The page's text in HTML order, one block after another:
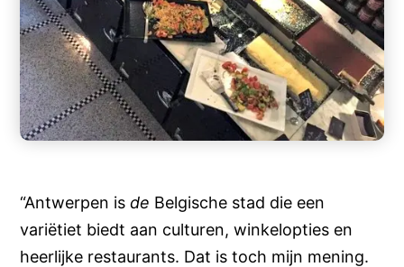
“Antwerpen isde Belgische stad die een
variëtiet biedt aan culturen, winkelopties en
heerlijke restaurants. Dat is toch mijn mening.